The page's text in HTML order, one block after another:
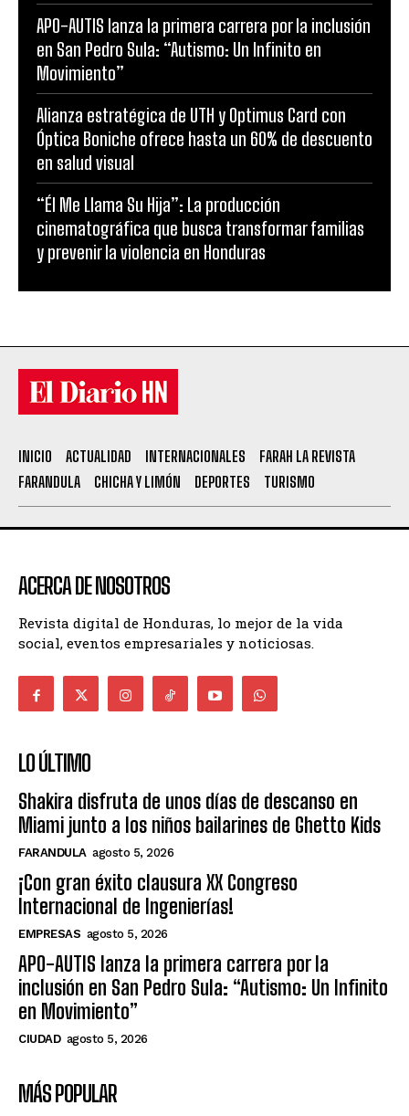
APO-AUTIS lanza la primera carrera por la inclusión
en San Pedro Sula: “Autismo: Un Infinito en
Movimiento”
Alianza estratégica de UTH y Optimus Card con
Óptica Boniche ofrece hasta un 60% de descuento
en salud visual
“Él Me Llama Su Hija”: La producción
cinematográfica que busca transformar familias
y prevenir la violencia en Honduras
INICIO ACTUALIDAD INTERNACIONALES
FARAH LA REVISTA
FARANDULA
CHICHA Y LIMÓN DEPORTES TURISMO
ACERCA DE NOSOTROS
Revista digital de Honduras, lo mejor de la vida
social, eventos empresariales y noticiosas.
LO ÚLTIMO
Shakira disfruta de unos días de descanso en
Miami junto a los niños bailarines de Ghetto Kids
FARANDULA agosto 5, 2026
¡Con gran éxito clausura XX Congreso
Internacional de Ingenierías!
EMPRESAS agosto 5, 2026
APO-AUTIS lanza la primera carrera por la
inclusión en San Pedro Sula: “Autismo: Un Infinito
en Movimiento”
CIUDAD agosto 5, 2026
MÁS POPULAR